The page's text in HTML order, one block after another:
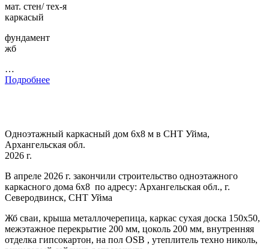
мат. стен/ тех-я
каркасый
фундамент
жб
…
Подробнее
Одноэтажный каркасный дом 6х8 м в СНТ Уйма,
Архангельская обл.
2026 г.
В апреле 2026 г. закончили строительство одноэтажного
каркасного дома 6х8 по адресу: Архангельская обл., г.
Северодвинск, СНТ Уйма
Жб сваи, крыша металлочерепица, каркас сухая доска 150х50,
межэтажное перекрытие 200 мм, цоколь 200 мм, внутренняя
отделка гипсокартон, на пол OSB , утеплитель техно николь,